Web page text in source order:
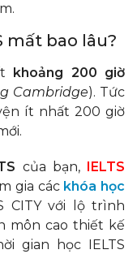
mất bao lâu?
khoảng 200 giờ
Cambridge). Tức
ít nhất 200 giờ
của bạn,
IELTS
gia các khóa học
CITY với lộ trình
môn cao thiết kế
gian học IELTS